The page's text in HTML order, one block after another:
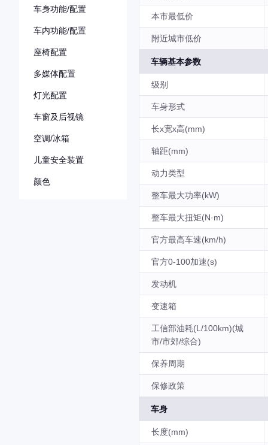
车身功能/配置
车内功能/配置
座椅配置
多媒体配置
灯光配置
车窗及后视镜
空调/冰箱
儿童安全装置
颜色
本市最低价
附近城市低价
车辆基本参数
级别
车身形式
长x宽x高(mm)
轴距(mm)
动力类型
整车最大功率(kW)
整车最大扭矩(N·m)
官方最高车速(km/h)
官方0-100加速(s)
发动机
变速箱
工信部油耗(L/100km)(城
市/市郊/综合)
保养周期
保修政策
车身
长度(mm)